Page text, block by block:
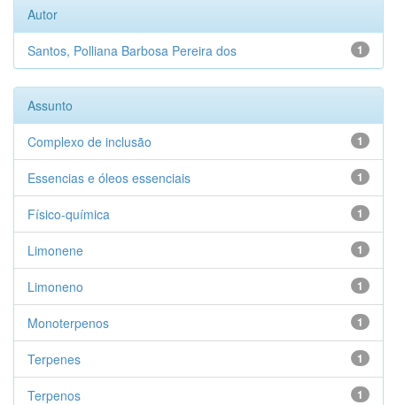
Autor
1
Santos, Polliana Barbosa Pereira dos
Assunto
1
Complexo de inclusão
1
Essencias e óleos essenciais
1
Físico-química
1
Limonene
1
Limoneno
1
Monoterpenos
1
Terpenes
1
Terpenos